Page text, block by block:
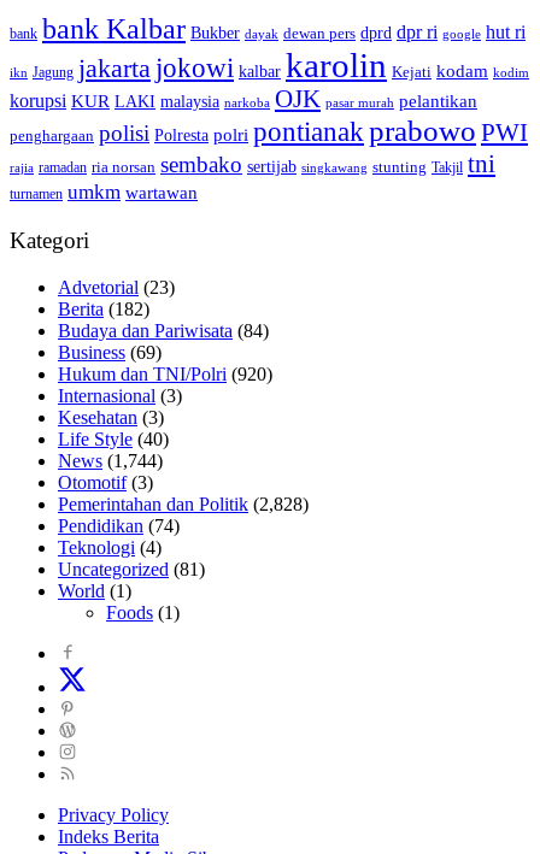
bank bank Kalbar Bukber dayak dewan pers dprd dpr ri google hut ri
ikn Jagung jakarta jokowi kalbar karolin Kejati kodam kodim
korupsi KUR LAKI malaysia narkoba OJK pasar murah pelantikan
penghargaan polisi Polresta polri pontianakprabowo PWI
rajia ramadan ria norsan sembako sertijab singkawang stunting Takjil tni
turnamen umkm wartawan
Kategori
Advetorial (23)
Berita (182)
Budaya dan Pariwisata (84)
Business (69)
Hukum dan TNI/Polri (920)
Internasional (3)
Kesehatan (3)
Life Style (40)
News (1,744)
Otomotif(3)
Pemerintahan dan Politik (2,828)
Pendidikan (74)
Teknologi (4)
Uncategorized (81)
World (1)
Foods (1)
Privacy Policy
Indeks Berita